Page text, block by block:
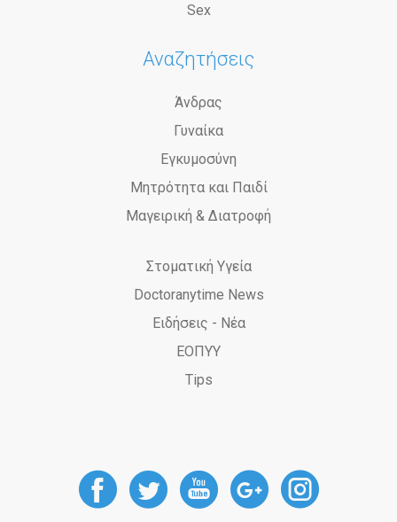
Sex
Αναζητήσεις
Άνδρας
Γυναίκα
Εγκυμοσύνη
Μητρότητα και Παιδί
Μαγειρική & Διατροφή
Στοματική Υγεία
Doctoranytime News
Ειδήσεις - Νέα
ΕΟΠΥΥ
Tips
DoctorAnyTime
DoctorAnyTime